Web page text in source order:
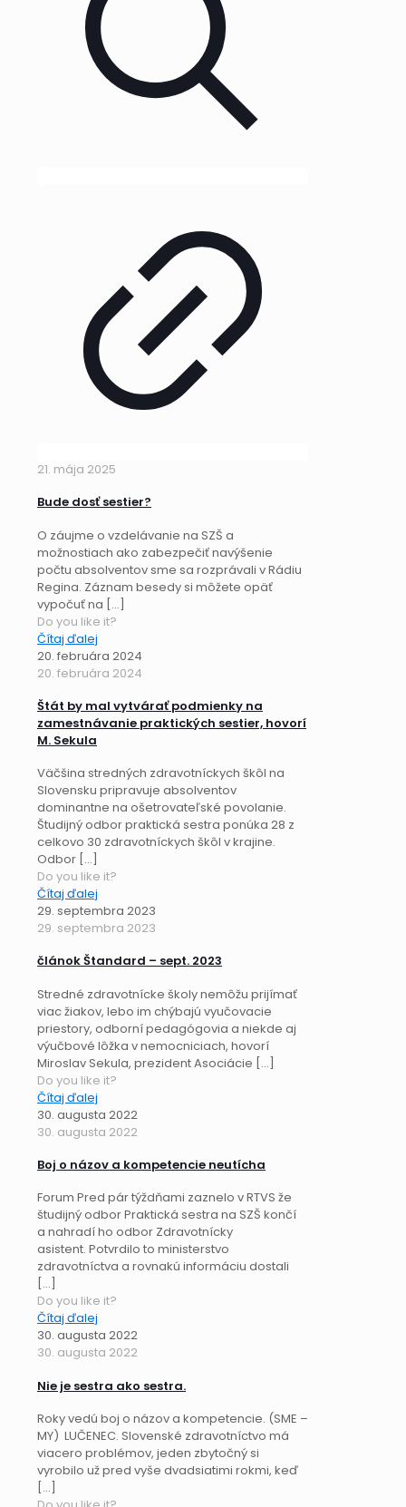
21. mája 2025
Bude dosť sestier?
O záujme o vzdelávanie na SZŠ a
možnostiach ako zabezpečiť navýšenie
počtu absolventov sme sa rozprávali v Rádiu
Regina. Záznam besedy si môžete opäť
vypočuť na […]
Do you like it?
Čítaj ďalej
20. februára 2024
20. februára 2024
Štát by mal vytvárať podmienky na
zamestnávanie praktických sestier, hovorí
M. Sekula
Väčšina stredných zdravotníckych škôl na
Slovensku pripravuje absolventov
dominantne na ošetrovateľské povolanie.
Študijný odbor praktická sestra ponúka 28 z
celkovo 30 zdravotníckych škôl v krajine.
Odbor […]
Do you like it?
Čítaj ďalej
29. septembra 2023
29. septembra 2023
článok Štandard – sept. 2023
Stredné zdravotnícke školy nemôžu prijímať
viac žiakov, lebo im chýbajú vyučovacie
priestory, odborní pedagógovia a niekde aj
výučbové lôžka v nemocniciach, hovorí
Miroslav Sekula, prezident Asociácie […]
Do you like it?
Čítaj ďalej
30. augusta 2022
30. augusta 2022
Boj o názov a kompetencie neutícha
Forum Pred pár týždňami zaznelo v RTVS že
študijný odbor Praktická sestra na SZŠ končí
a nahradí ho odbor Zdravotnícky
asistent. Potvrdilo to ministerstvo
zdravotníctva a rovnakú informáciu dostali
[…]
Do you like it?
Čítaj ďalej
30. augusta 2022
30. augusta 2022
Nie je sestra ako sestra.
Roky vedú boj o názov a kompetencie. (SME –
MY) LUČENEC. Slovenské zdravotníctvo má
viacero problémov, jeden zbytočný si
vyrobilo už pred vyše dvadsiatimi rokmi, keď
[…]